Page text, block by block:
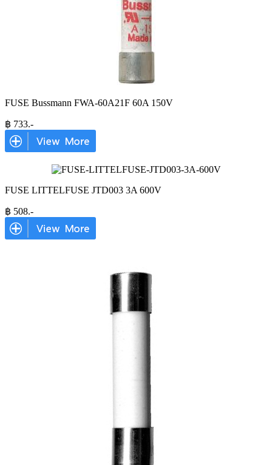
FUSE Bussmann FWA-60A21F 60A 150V
฿ 733.-
FUSE LITTELFUSE JTD003 3A 600V
฿ 508.-